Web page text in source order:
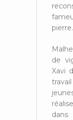
pierre.
de
Xavi